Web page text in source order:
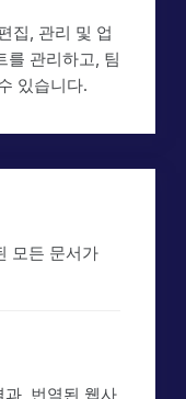
집, 관리 및 업
를 관리하고, 팀
있습니다.
모든 문서가
과, 번역된 웹사